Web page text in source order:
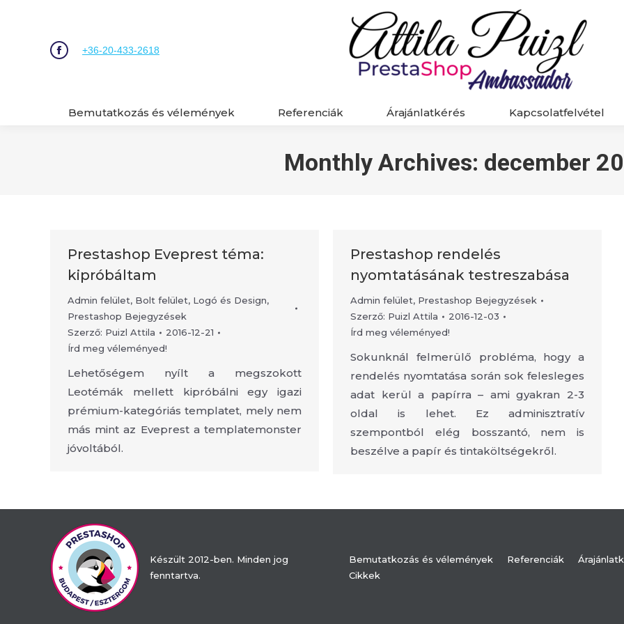
+36-20-433-2618
Bemutatkozás és vélemények Referenciák Árajánlatkérés Kapcsolatfelvétel
Monthly Archives: december
Prestashop Eveprest téma:
kipróbáltam
Admin felület, Bolt felület, Logó és Design,
Prestashop Bejegyzések
Szerző: Puizl Attila
2016-12-21
Írd meg véleményed!
Lehetőségem nyílt a megszokott
Leotémák mellett kipróbálni egy igazi
prémium-kategóriás templatet, mely nem
más mint az Eveprest a templatemonster
jóvoltából.
Prestashop rendelés
nyomtatásának testreszabása
Admin felület, Prestashop Bejegyzések
Szerző: Puizl Attila
2016-12-03
Írd meg véleményed!
Sokunknál felmerülő probléma, hogy a
rendelés nyomtatása során sok felesleges
adat kerül a papírra – ami gyakran 2-3
oldal is lehet. Ez adminisztratív
szempontból elég bosszantó, nem is
beszélve a papír és tintaköltségekről.
Készült 2012-ben. Minden jog
fenntartva.
Bemutatkozás és vélemények Referenciák
Cikkek
Árajánlatkérés Kapcsolatfelvétel